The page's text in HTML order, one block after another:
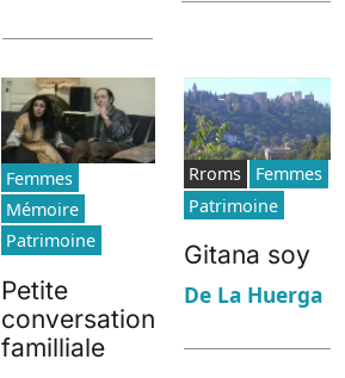
Femmes
Mémoire
Patrimoine
Petite
conversation
familliale
Rroms
Femmes
Patrimoine
Gitana soy
De La Huerga